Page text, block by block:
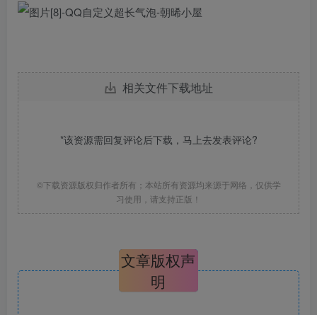
相关文件下载地址
*该资源需回复评论后下载，马上去发表评论?
©下载资源版权归作者所有；本站所有资源均来源于网络，仅供学
习使用，请支持正版！
文章版权声
明